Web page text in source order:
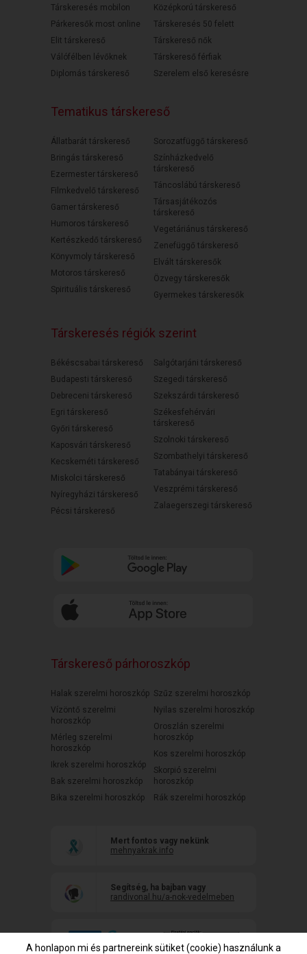
Társkeresés mobilon
Párkeresők most online
Elit társkereső
Válófélben lévőknek
Diplomás társkereső
Középkorú társkereső
Társkeresés 50 felett
Társkereső nők
Társkereső férfiak
Szerelem első keresésre
Tematikus társkereső
Állatbarát társkereső
Bringás társkereső
Ezermester társkereső
Filmkedvelő társkereső
Gamer társkereső
Humoros társkereső
Kertészkedő társkereső
Könyvmoly társkereső
Motoros társkereső
Spirituális társkereső
Sorozatfüggő társkereső
Színházkedvelő
társkereső
Táncoslábú társkereső
Társasjátékozós
társkereső
Vegetáriánus társkereső
Zenefüggő társkereső
Elvált társkeresők
Özvegy társkeresők
Gyermekes társkeresők
Társkeresés régiók szerint
Békéscsabai társkereső
Budapesti társkereső
Debreceni társkereső
Egri társkereső
Győri társkereső
Kaposvári társkereső
Kecskeméti társkereső
Miskolci társkereső
Nyíregyházi társkereső
Pécsi társkereső
Salgótarjáni társkereső
Szegedi társkereső
Szekszárdi társkereső
Székesfehérvári
társkereső
Szolnoki társkereső
Szombathelyi társkereső
Tatabányai társkereső
Veszprémi társkereső
Zalaegerszegi társkereső
Társkereső párhoroszkóp
Halak szerelmi horoszkóp
Vízöntő szerelmi
horoszkóp
Mérleg szerelmi
horoszkóp
Ikrek szerelmi horoszkóp
Bak szerelmi horoszkóp
Bika szerelmi horoszkóp
Szűz szerelmi horoszkóp
Nyilas szerelmi horoszkóp
Oroszlán szerelmi
horoszkóp
Kos szerelmi horoszkóp
Skorpió szerelmi
horoszkóp
Rák szerelmi horoszkóp
Mert fontos vagy nekünk
mehnyakrak.info
Segítség, ha bajban vagy
randivonal.hu/a-nok-vedelmeben
A honlapon mi és partnereink sütiket (cookie) használunk a